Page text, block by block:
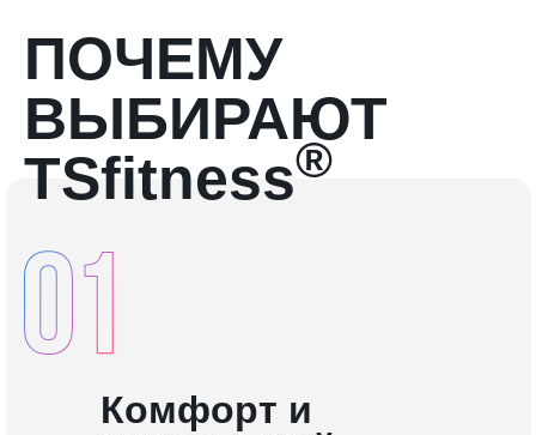
ПОЧЕМУ
ВЫБИРАЮТ
TSfitness®
Комфорт и